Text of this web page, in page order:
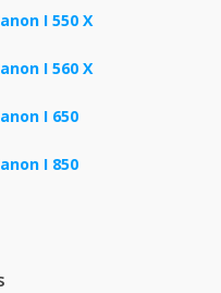
I 550 X
I 560 X
I 650
I 850